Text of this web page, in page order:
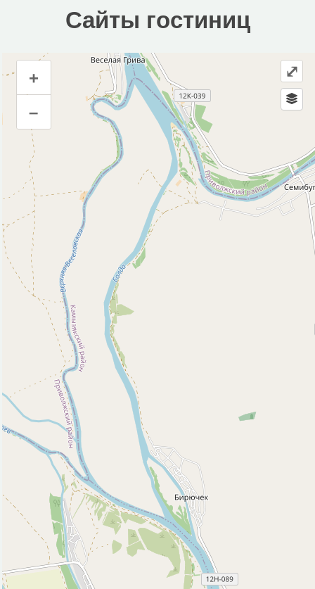
Сайты гостиниц
Сайты гостиниц
Инфраструктура
Магазин (1)
Исторические объекты
Природные объекты
+
–
⤢